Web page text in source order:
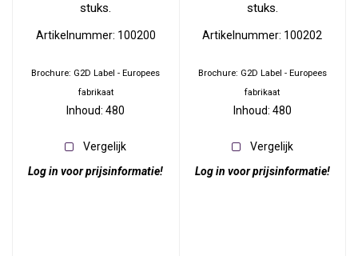
stuks.
Artikelnummer: 100200
Brochure: G2D Label - Europees
fabrikaat
Inhoud: 480
Vergelijk
Log in voor prijsinformatie!
stuks.
Artikelnummer: 100202
Brochure: G2D Label - Europees
fabrikaat
Inhoud: 480
Vergelijk
Log in voor prijsinformatie!